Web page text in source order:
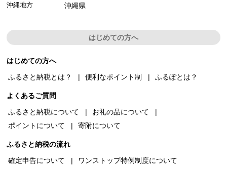
沖縄地方 沖縄県
はじめての方へ
はじめての方へ
ふるさと納税とは？
便利なポイント制 ふるぽとは？
よくあるご質問
ふるさと納税について
お礼の品について
ポイントについて
寄附について
ふるさと納税の流れ
確定申告について
ワンストップ特例制度について